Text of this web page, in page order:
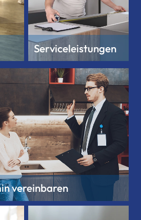
Serviceleistungen
vereinbaren